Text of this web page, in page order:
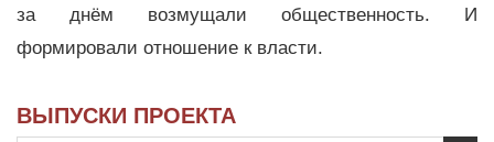
за днём возмущали общественность. И
формировали отношение к власти.
ВЫПУСКИ ПРОЕКТА